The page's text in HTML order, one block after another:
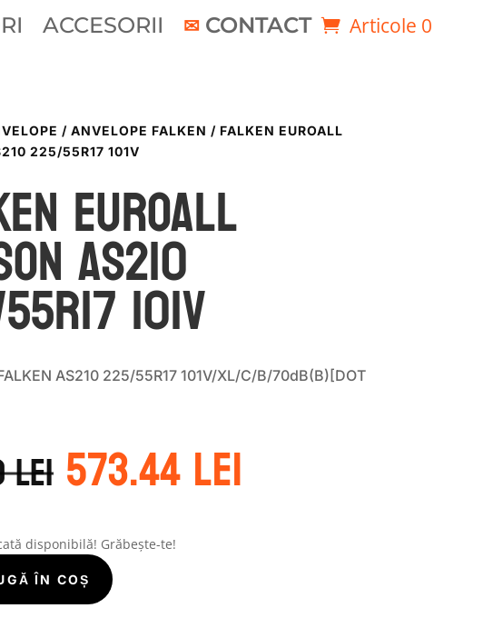
ACCESORII CONTACT Articole 0
/ ANVELOPE FALKEN / FALKEN EUROALL
225/55R17 101V
EUROALL
AS210
101V
AS210 225/55R17 101V/XL/C/B/70dB(B)[DOT
lei Prețul
inițial
a
fost:
616.60 lei.
573.44lei
disponibilă! Grăbește-te!
ÎN COȘ